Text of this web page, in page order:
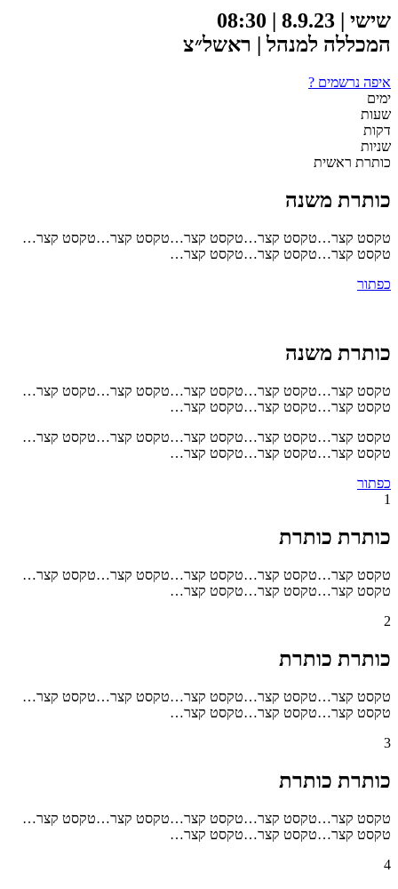
שישי | 8.9.23 | 08:30
המכללה למנהל | ראשל״צ
איפה נרשמים ?
ימים
שעות
דקות
שניות
כותרת ראשית
כותרת משנה
טקסט קצר…טקסט קצר…טקסט קצר…טקסט קצר…טקסט קצר…
טקסט קצר…טקסט קצר…טקסט קצר…
כפתור
כותרת משנה
טקסט קצר…טקסט קצר…טקסט קצר…טקסט קצר…טקסט קצר…
טקסט קצר…טקסט קצר…טקסט קצר…
טקסט קצר…טקסט קצר…טקסט קצר…טקסט קצר…טקסט קצר…
טקסט קצר…טקסט קצר…טקסט קצר…
כפתור
1
כותרת כותרת
טקסט קצר…טקסט קצר…טקסט קצר…טקסט קצר…טקסט קצר…
טקסט קצר…טקסט קצר…טקסט קצר…
2
כותרת כותרת
טקסט קצר…טקסט קצר…טקסט קצר…טקסט קצר…טקסט קצר…
טקסט קצר…טקסט קצר…טקסט קצר…
3
כותרת כותרת
טקסט קצר…טקסט קצר…טקסט קצר…טקסט קצר…טקסט קצר…
טקסט קצר…טקסט קצר…טקסט קצר…
4